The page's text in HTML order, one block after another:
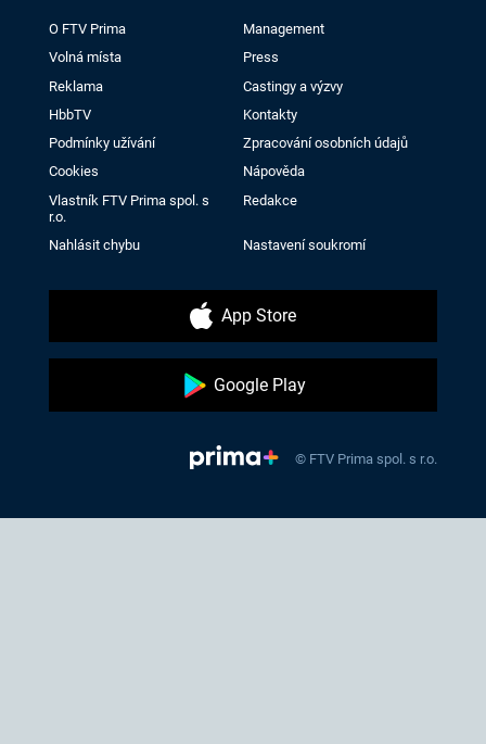
O FTV Prima
Management
Volná místa
Press
Reklama
Castingy a výzvy
HbbTV
Kontakty
Podmínky užívání
Zpracování osobních údajů
Cookies
Nápověda
Vlastník FTV Prima spol. s
r.o.
Redakce
Nahlásit chybu Nastavení soukromí
App Store
Google Play
© FTV Prima spol. s r.o.